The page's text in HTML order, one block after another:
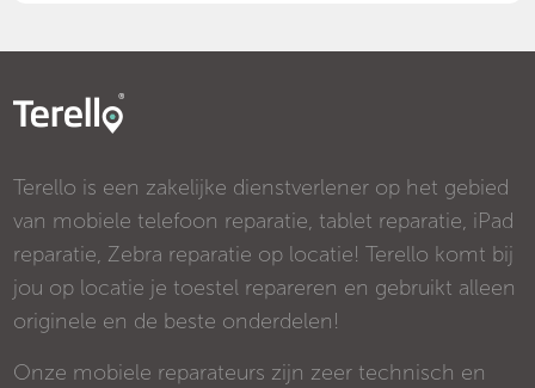
Terello is een zakelijke dienstverlener op het gebied
van mobiele telefoon reparatie, tablet reparatie, iPad
reparatie, Zebra reparatie op locatie! Terello komt bij
jou op locatie je toestel repareren en gebruikt alleen
originele en de beste onderdelen!
Onze mobiele reparateurs zijn zeer technisch en